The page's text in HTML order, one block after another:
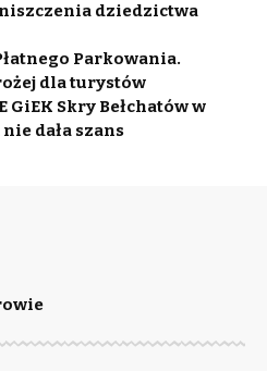
dziedzictwa
Parkowania.
dla turystów
GiEK Skry Bełchatów w
dała szans